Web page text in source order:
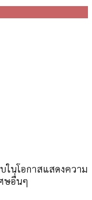
ในโอกาสแสดงความ
ษอื่นๆ